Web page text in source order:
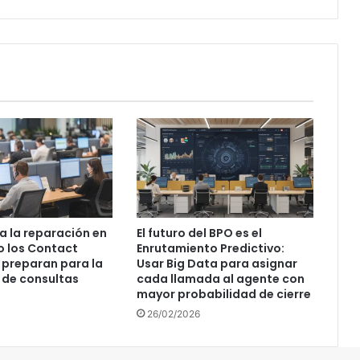
la reparación en
los Contact
para la
consultas
El futuro del BPO es el
Enrutamiento Predictivo:
Usar Big Data para asignar
cada llamada al agente con
mayor probabilidad de cierre
26/02/2026